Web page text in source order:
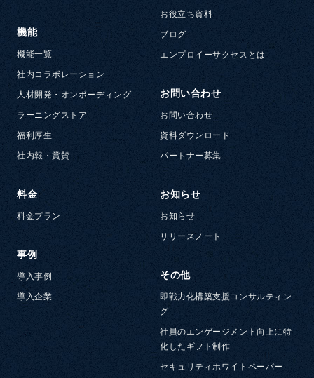
機能
機能一覧
社内コラボレーション
人材開発・オンボーディング
ラーニングストア
福利厚生
社内報・賞賛
料金
料金プラン
事例
導入事例
導入企業
お役立ち資料
ブログ
エンプロイーサクセスとは
お問い合わせ
お問い合わせ
資料ダウンロード
パートナー募集
お知らせ
お知らせ
リリースノート
その他
即戦力化構築支援コンサルティン
グ
社員のエンゲージメント向上に特
化したギフト制作
セキュリティホワイトペーパー